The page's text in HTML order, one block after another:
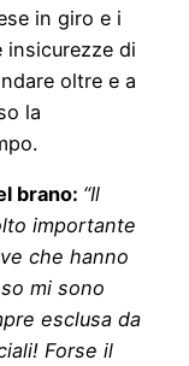
in giro e i
di
oltre e a
la
brano: “Il
importante
che hanno
mi sono
esclusa da
Forse il